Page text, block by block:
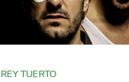
TUERTO